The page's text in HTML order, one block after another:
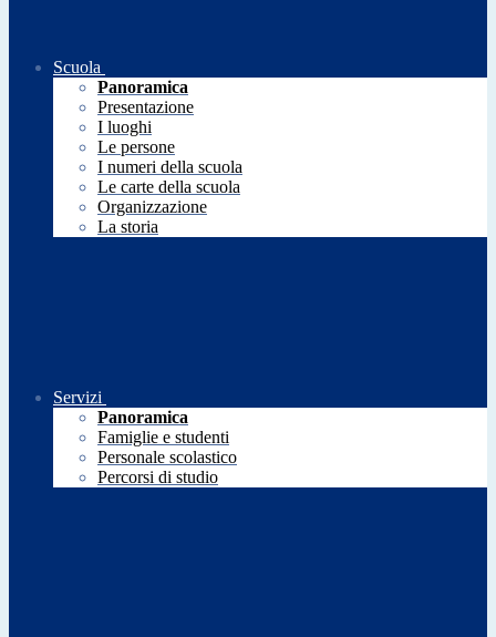
Scuola
Panoramica
Presentazione
I luoghi
Le persone
I numeri della scuola
Le carte della scuola
Organizzazione
La storia
Servizi
Panoramica
Famiglie e studenti
Personale scolastico
Percorsi di studio